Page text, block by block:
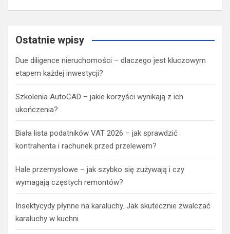
Ostatnie wpisy
Due diligence nieruchomości – dlaczego jest kluczowym
etapem każdej inwestycji?
Szkolenia AutoCAD – jakie korzyści wynikają z ich
ukończenia?
Biała lista podatników VAT 2026 – jak sprawdzić
kontrahenta i rachunek przed przelewem?
Hale przemysłowe – jak szybko się zużywają i czy
wymagają częstych remontów?
Insektycydy płynne na karaluchy. Jak skutecznie zwalczać
karaluchy w kuchni